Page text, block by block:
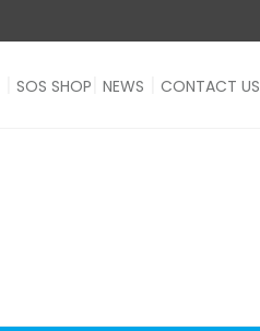
SOS SHOP NEWS CONTACT US